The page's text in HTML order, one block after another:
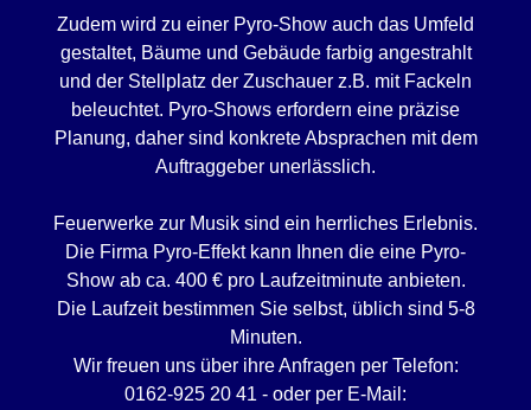
Zudem wird zu einer Pyro-Show auch das Umfeld
gestaltet, Bäume und Gebäude farbig angestrahlt
und der Stellplatz der Zuschauer z.B. mit Fackeln
beleuchtet. Pyro-Shows erfordern eine präzise
Planung, daher sind konkrete Absprachen mit dem
Auftraggeber unerlässlich.
Feuerwerke zur Musik sind ein herrliches Erlebnis.
Die Firma Pyro-Effekt kann Ihnen die eine Pyro-
Show ab ca. 400 € pro Laufzeitminute anbieten.
Die Laufzeit bestimmen Sie selbst, üblich sind 5-8
Minuten.
Wir freuen uns über ihre Anfragen per Telefon:
0162-925 20 41 - oder per E-Mail: